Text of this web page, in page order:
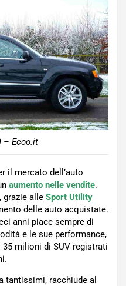
– Ecoo.it
il mercato dell’auto
aumento nelle vendite.
grazie alle Sport Utility
delle auto acquistate.
anni piace sempre di
e le sue performance,
milioni di SUV registrati
tantissimi, racchiude al